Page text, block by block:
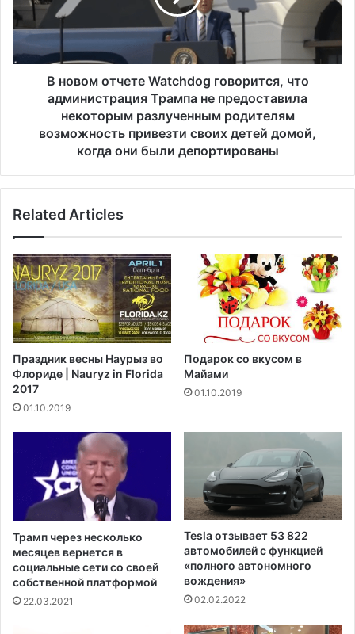
-
м
ш
т
г
л
а
е
с
Р
е
с
п
у
б
л
и
к
п
а
р
т
е
м
о
ч
c
d
г
о
в
о
р
и
т
с
я
,
н
с
т
В новом отчете Watchdog говорится, что
администрация Трампа не предоставила
некоторым разлученным родителям
возможность привезти своих детей домой,
когда они были депортированы
Related Articles
Праздник весны Наурыз во
Флориде | Nauryz in Florida
2017
01.10.2019
Подарок со вкусом в
Майами
01.10.2019
Трамп через несколько
месяцев вернется в
социальные сети со своей
собственной платформой
22.03.2021
Tesla отзывает 53 822
автомобилей с функцией
«полного автономного
вождения»
02.02.2022